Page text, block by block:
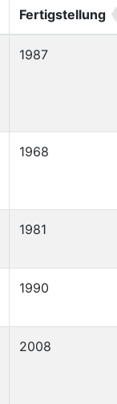
Fertigstellung
1987
1968
1981
1990
2008